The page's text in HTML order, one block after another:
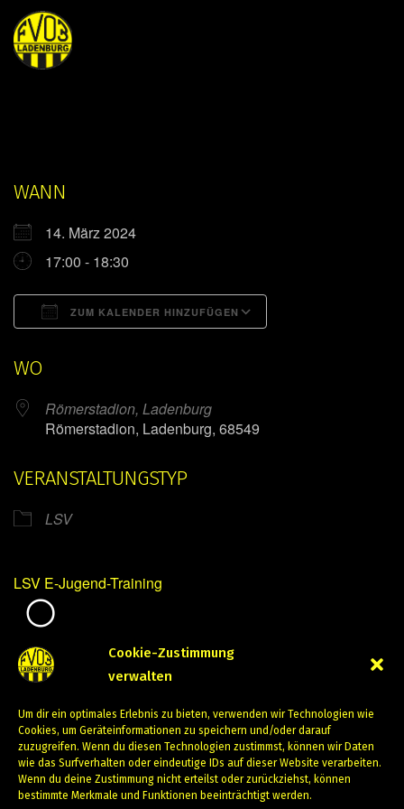
Cookie-Zustimmung
verwalten
Um dir ein optimales Erlebnis zu bieten, verwenden wir Technologien wie
Cookies, um Geräteinformationen zu speichern und/oder darauf
zuzugreifen. Wenn du diesen Technologien zustimmst, können wir Daten
wie das Surfverhalten oder eindeutige IDs auf dieser Website verarbeiten.
Wenn du deine Zustimmung nicht erteilst oder zurückziehst, können
bestimmte Merkmale und Funktionen beeinträchtigt werden.
WANN
14. März 2024
17:00 - 18:30
ZUM KALENDER HINZUFÜGEN
WO
Römerstadion, Ladenburg
Römerstadion, Ladenburg, 68549
VERANSTALTUNGSTYP
LSV
LSV E-Jugend-Training
März 14, 2024
PREVIOUS